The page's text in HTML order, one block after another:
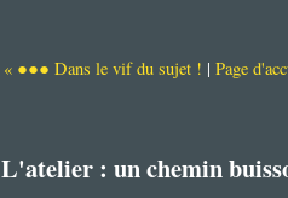
« ●●● Dans le vif du sujet ! | Page
L'atelier : un chemin